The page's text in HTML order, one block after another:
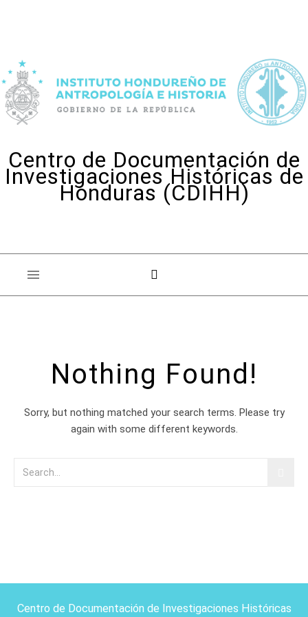
Centro de Documentación de
Investigaciones Históricas de
Honduras (CDIHH)
Nothing Found!
Sorry, but nothing matched your search terms. Please try
again with some different keywords.
Centro de Documentación de Investigaciones Históricas